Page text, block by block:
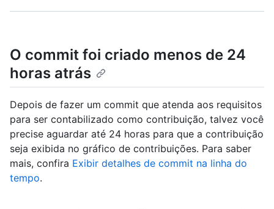
O commit foi criado menos de 24
horas atrás
Depois de fazer um commit que atenda aos requisitos
para ser contabilizado como contribuição, talvez você
precise aguardar até 24 horas para que a contribuição
seja exibida no gráfico de contribuições. Para saber
mais, confira Exibir detalhes de commit na linha do
tempo.